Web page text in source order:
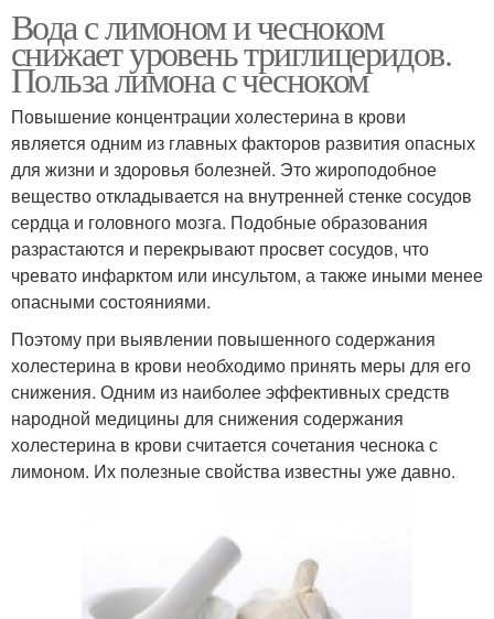
Вода с лимоном и чесноком
снижает уровень триглицеридов.
Польза лимона с чесноком
Повышение концентрации холестерина в крови
является одним из главных факторов развития опасных
для жизни и здоровья болезней. Это жироподобное
вещество откладывается на внутренней стенке сосудов
сердца и головного мозга. Подобные образования
разрастаются и перекрывают просвет сосудов, что
чревато инфарктом или инсультом, а также иными менее
опасными состояниями.
Поэтому при выявлении повышенного содержания
холестерина в крови необходимо принять меры для его
снижения. Одним из наиболее эффективных средств
народной медицины для снижения содержания
холестерина в крови считается сочетания чеснока с
лимоном. Их полезные свойства известны уже давно.